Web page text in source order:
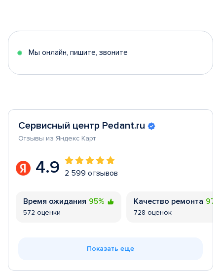
5
Мы онлайн, пишите, звоните
Сервисный центр Pedant.ru
Отзывы из Яндекс Карт
4.9 2 599 отзывов
Время ожидания 95%
572 оценки
Качество ремонта
728 оценок
Показать еще